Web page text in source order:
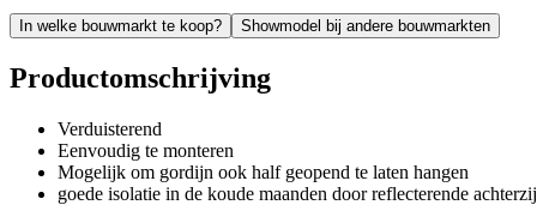
In welke bouwmarkt te koop? Showmodel bij andere bouwmarkten
Productomschrijving
Verduisterend
Eenvoudig te monteren
Mogelijk om gordijn ook half geopend te laten hangen
goede isolatie in de koude maanden door reflecterende